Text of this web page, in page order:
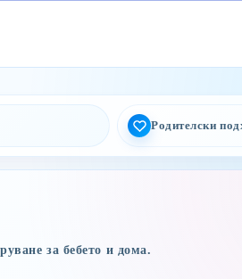
Родителски
за бебето и дома.